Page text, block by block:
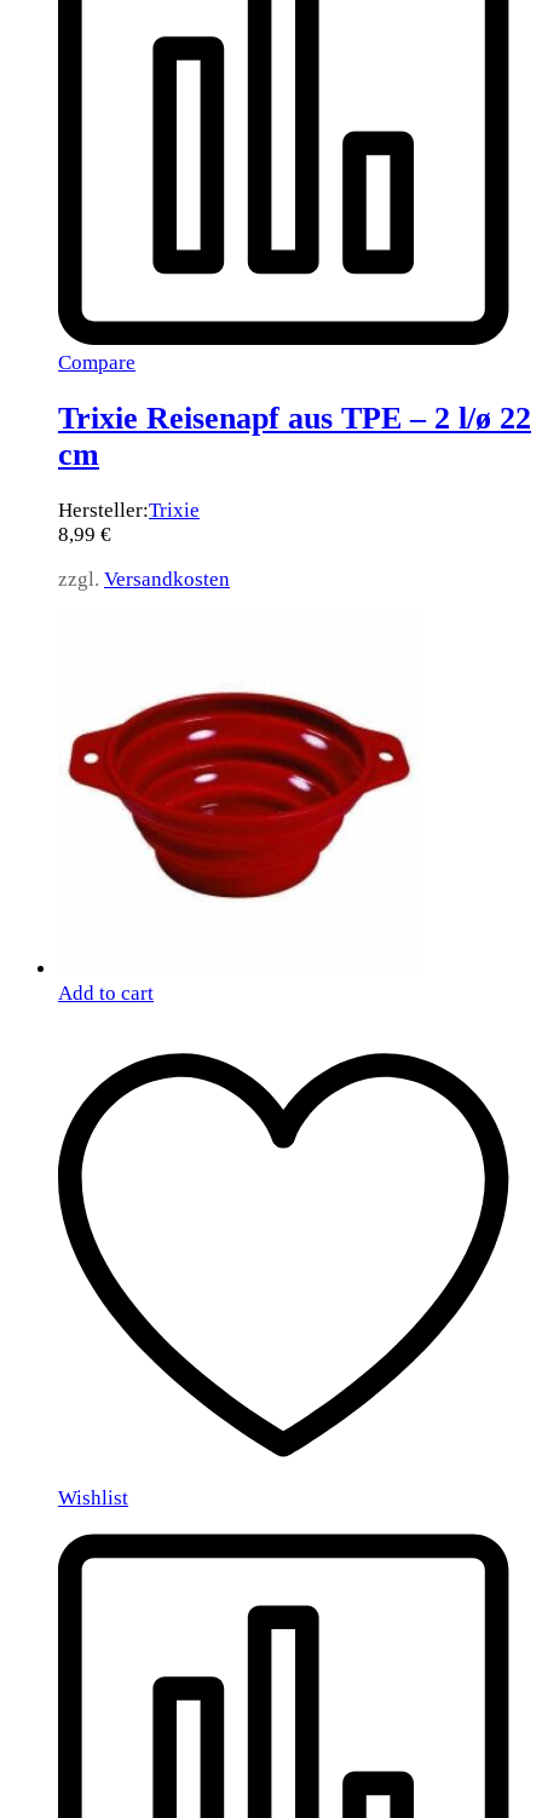
Compare
Trixie Reisenapf aus TPE – 2 l/ø 22
cm
Hersteller:Trixie
8,99 €
zzgl. Versandkosten
Add to cart
Wishlist